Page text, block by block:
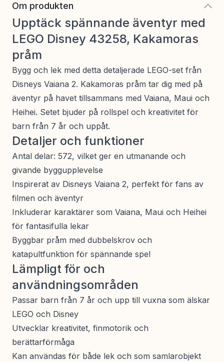
Om produkten
Upptäck spännande äventyr med
LEGO Disney 43258, Kakamoras
pråm
Bygg och lek med detta detaljerade LEGO-set från
Disneys Vaiana 2. Kakamoras pråm tar dig med på
äventyr på havet tillsammans med Vaiana, Maui och
Heihei. Setet bjuder på rollspel och kreativitet för
barn från 7 år och uppåt.
Detaljer och funktioner
Antal delar: 572, vilket ger en utmanande och
givande byggupplevelse
Inspirerat av Disneys Vaiana 2, perfekt för fans av
filmen och äventyr
Inkluderar karaktärer som Vaiana, Maui och Heihei
för fantasifulla lekar
Byggbar pråm med dubbelskrov och
katapultfunktion för spännande spel
Lämpligt för och
användningsområden
Passar barn från 7 år och upp till vuxna som älskar
LEGO och Disney
Utvecklar kreativitet, finmotorik och
berättarförmåga
Kan användas för både lek och som samlarobjekt